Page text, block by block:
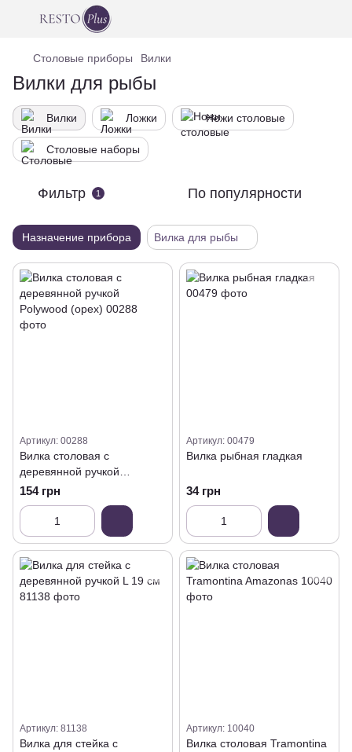
Столовые приборы Вилки
Вилки для рыбы
Вилки Ложки Ножи столовые
Столовые наборы
Фильтр 1 По популярности
Назначение прибора Вилка для рыбы
Артикул: 00288
Вилка столовая с
деревянной ручкой
Polywood (орех)
154 грн
Артикул: 00479
Вилка рыбная гладкая
34 грн
Артикул: 81138
Вилка для стейка с
Артикул: 10040
Вилка столовая Tramontina